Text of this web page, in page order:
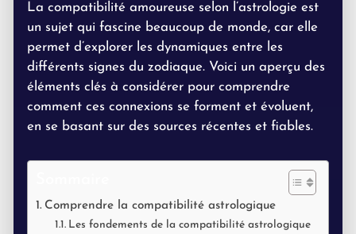
La compatibilité amoureuse selon l’astrologie est
un sujet qui fascine beaucoup de monde, car elle
permet d’explorer les dynamiques entre les
différents signes du zodiaque. Voici un aperçu des
éléments clés à considérer pour comprendre
comment ces connexions se forment et évoluent,
en se basant sur des sources récentes et fiables.
Comprendre la compatibilité astrologique
Les fondements de la compatibilité astrologique